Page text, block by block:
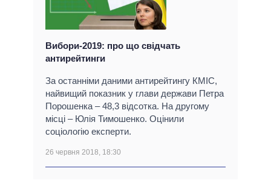
Вибори-2019: про що свідчать
антирейтинги
За останніми даними антирейтингу КМІС,
найвищий показник у глави держави Петра
Порошенка – 48,3 відсотка. На другому
місці – Юлія Тимошенко. Оцінили
соціологію експерти.
26 червня 2018, 18:30